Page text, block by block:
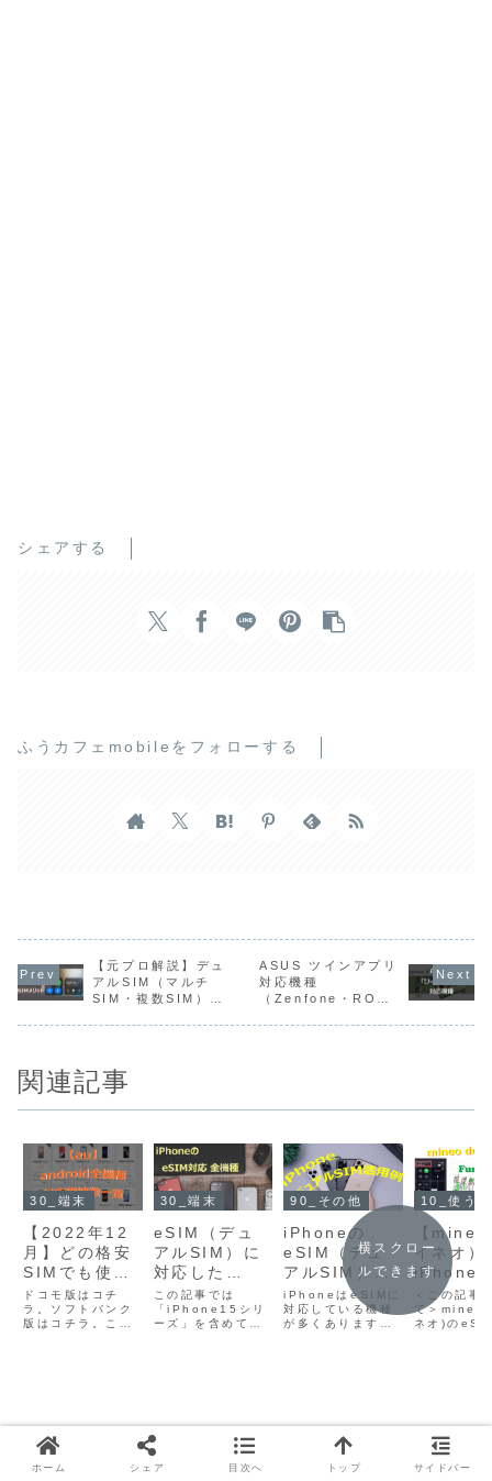
シェアする
ふうカフェmobileをフォローする
【元プロ解説】デュ
アルSIM（マルチ
SIM・複数SIM）を
ASUS ツインアプリ
対応機種
（Zenfone・ROG
関連記事
30_端末
【2022年12
月】どの格安
SIMでも使え
るauの
Androidスマ
ホ全機種！大
ドコモ版はコチ
ラ。ソフトバンク
版はコチラ。この
主要周波数に（バ
ンド）対応してい
るという意味です)
が一覧で判りま
30_端末
eSIM（デュ
アルSIM）に
対応した
iPhone全24
機種一覧
【iPhone15
この記事では
「iPhone15シリ
ーズ」を含めて、
ュアルSIM）対応
Android全機種の
記事はコチラ。ふ
うカフェでは元プ
90_その他
iPhoneの
eSIM（デュ
アルSIM）活
用例！メリッ
ト・デメリッ
トも解説しま
iPhoneはeSIMに
対応している機種
が多くあります。
て運用する事がで
きます。この記事
では、iPhoneの
デュアルSIMの活
【
イネオ）
iPhone
eSIMの
アル
SIM)を
＜この記事
て＞
ネオ)の
トは親切丁
載されてい
が、シング
とデュアル
横スクロー
ルできます
ホーム シェア 目次へ トップ サイドバー